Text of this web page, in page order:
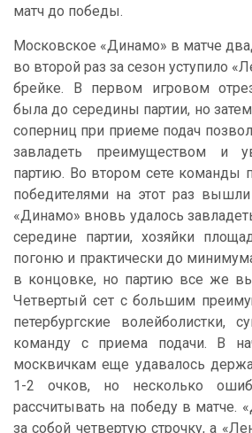
матч до победы.
Московское «Динамо» в матче
во второй раз за сезон уступило
брейке. В первом игровом
была до середины партии, но
соперниц при приеме подач
завладеть преимуществом и
партию. Во втором сете команды
победителями на этот раз
«Динамо» вновь удалось
середине партии, хозяйки
погоню и практически до
в концовке, но партию все же
Четвертый сет с большим
петербургские волейболистки,
команду с приема подачи. В
москвичкам еще удавалось
1-2 очков, но несколько
рассчитывать на победу в матче.
за собой четвертую строчку, а